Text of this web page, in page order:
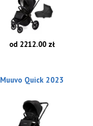
od 2212.00 zł
Muuvo Quick 2023